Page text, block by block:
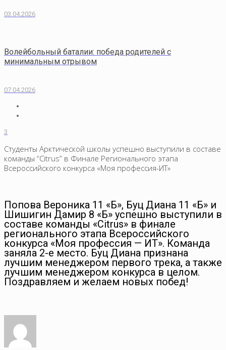
03.04.2026
Волейбольный баталии: победа родителей с
минимальным отрывом
07.04.2026
3
Студенты Арктической школы успешно выступили в составе
команды “Citrus” в Финале Регионального этапа
Всероссийского конкурса «Моя профессия-ИТ»
Попова Вероника 11 «Б», Буц Диана 11 «Б» и
Шишигин Дамир 8 «Б» успешно выступили в
составе команды «Citrus» в финале
регионального этапа Всероссийского
конкурса «Моя профессия — ИТ». Команда
заняла 2-е место. Буц Диана признана
лучшим менеджером первого трека, а также
лучшим менеджером конкурса в целом.
Поздравляем и желаем новых побед!